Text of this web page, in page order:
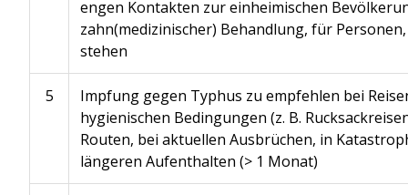
engen Kontakten zur einheimischen
zahn(medizinischer) Behandlung, für
stehen
5
Impfung gegen Typhus zu empfehlen bei
hygienischen Bedingungen (z. B.
Routen, bei aktuellen Ausbrüchen, in
längeren Aufenthalten (> 1 Monat)